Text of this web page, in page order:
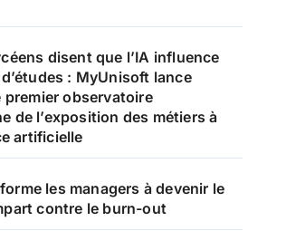
disent que l’IA influence
: MyUnisoft lance
premier observatoire
de l’exposition des métiers à
artificielle
les managers à devenir le
contre le burn-out